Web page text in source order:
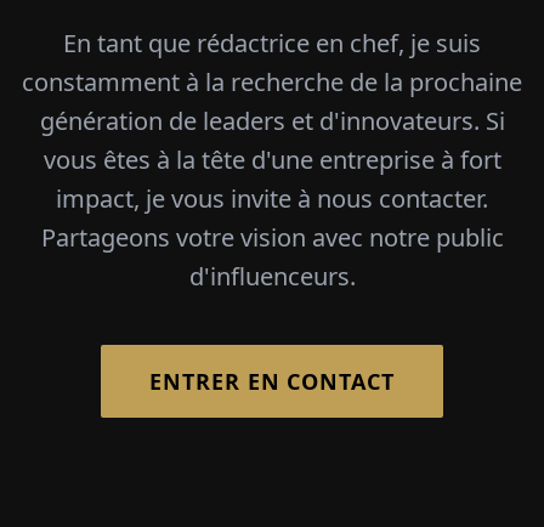
En tant que rédactrice en chef, je suis
constamment à la recherche de la prochaine
génération de leaders et d'innovateurs. Si
vous êtes à la tête d'une entreprise à fort
impact, je vous invite à nous contacter.
Partageons votre vision avec notre public
d'influenceurs.
ENTRER EN CONTACT